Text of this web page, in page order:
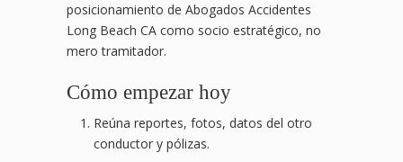
posicionamiento de Abogados Accidentes
Long Beach CA como socio estratégico, no
mero tramitador.
Cómo empezar hoy
Reúna reportes, fotos, datos del otro
conductor y pólizas.